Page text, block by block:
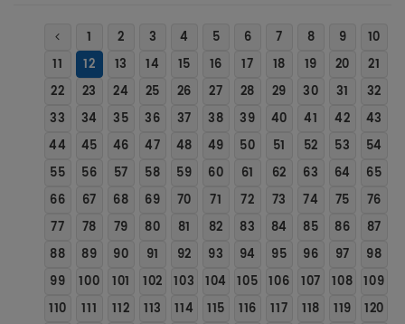
1 2 3 4 5 6 7 8 9
10
11
12 13 14 15 16 17 18 19 20
21
22
23 24 25 26 27 28 29 30 31
32
33
34 35 36 37 38 39 40 41 42
43
44
45 46 47 48 49 50 51 52 53
54
55
56 57 58 59 60 61 62 63 64
65
66
67 68 69 70 71 72 73 74 75
76
77
78 79 80 81 82 83 84 85 86
87
88
89 90 91 92 93 94 95 96 97
98
99
100 101 102 103 104 105 106 107 108 109
110
111 112 113 114 115 116 117 118 119
120